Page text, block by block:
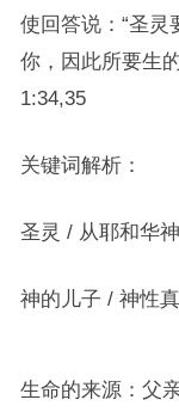
使回答说：“圣
你，因此所要生
1:34,35
关键词解析：
圣灵 / 从耶和华
神的儿子 / 神性
生命的来源：父